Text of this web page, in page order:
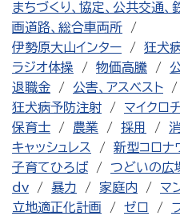
まちづくり、協定、公共交通
画道路、総合車両所
伊勢原大山インター
狂犬
ラジオ体操
物価高騰
退職金
公害、アスベスト
狂犬病予防注射
マイクロ
保育士
農業 採用
キャッシュレス
新型コロナ
子育てひろば
つどいの広
dv
暴力 家庭内
マ
立地適正化計画
ゼロ